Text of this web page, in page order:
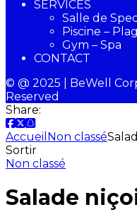
SERVICES
Salle de
Piscine –
Gym – Spa
CONTACT
© @ 2025 | BeWell
Reserved
Share:
Accueil Non classé
Sortir
Non classé
Salade